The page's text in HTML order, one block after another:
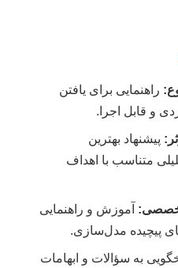
راهنمایی برای یافتن
و قابل اجرا.
پیشنهاد بهترین
متناسب با اهداف
آموزش و راهنمایی
پیچیده مدل‌سازی.
به سؤالات و ابهامات